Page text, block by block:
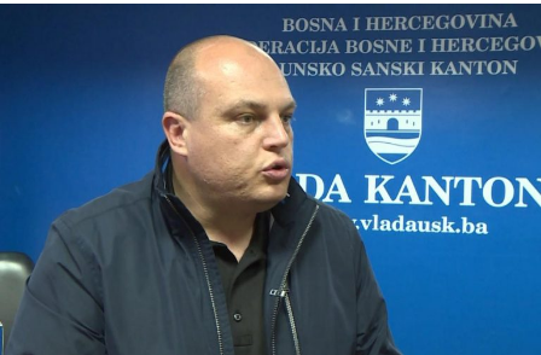
40.000 KM
Bosanska Krupa –50.000 KM
50.000 KM
Bosanski Petrovac –36.000 KM
46.000 KM
Sanski Most –36.000 KM
Velika Kladuša – 36.000 KM